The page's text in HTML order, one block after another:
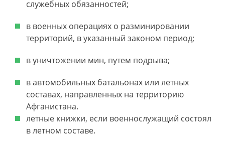
служебных обязанностей;
в военных операциях о разминировании
территорий, в указанный законом период;
в уничтожении мин, путем подрыва;
в автомобильных батальонах или летных
составах, направленных на территорию
Афганистана.
летные книжки, если военнослужащий состоял
в летном составе.